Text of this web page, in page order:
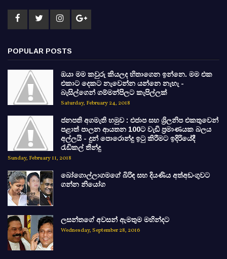
POPULAR POSTS
ඔයා මම කවුරු කියලද හිතාගෙන ඉන්නෙ. මම එක
එකාට දෙකට නැවෙන්න යන්නෙ නැහැ -
බැසිල්ගෙන් ගම්මන්පිලට කැපිල්ලක්
Saturday, February 24, 2018
ජනපති අගමැති හමුව : එජාප සහ ශ්‍රිලනිප එකතුවෙන්
පළාත් පාලන ආයතන 100ට වැඩි ප්‍රමාණයක බලය
අල්ලයි - දුන් පොරොන්දු ඉටු කිරීමට ඉදිරියේදී
රැඩිකල් තීන්දු
Sunday, February 11, 2018
බෝගොල්ලාගමගේ බිරිඳ සහ දියණිය අත්අඩංගුවට
ගන්න නියෝග
ලසන්තගේ අවසන් ඇමතුම මහින්දට
Wednesday, September 28, 2016